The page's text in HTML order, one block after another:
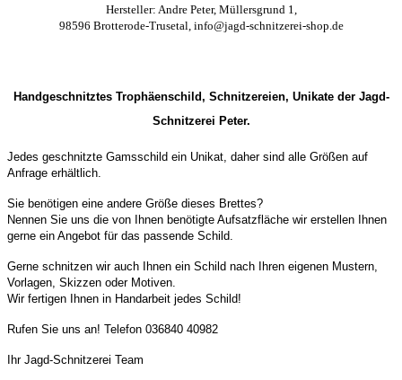
Hersteller: Andre Peter, Müllersgrund 1,
98596 Brotterode-Trusetal, info@jagd-schnitzerei-shop.de
Handgeschnitztes Trophäenschild, Schnitzereien, Unikate der Jagd-
Schnitzerei Peter.
Jedes geschnitzte Gamsschild ein Unikat, daher sind alle Größen auf
Anfrage erhältlich.
Sie benötigen eine andere Größe dieses Brettes?
Nennen Sie uns die von Ihnen benötigte Aufsatzfläche wir erstellen Ihnen
gerne ein Angebot für das passende Schild.
Gerne schnitzen wir auch Ihnen ein Schild nach Ihren eigenen Mustern,
Vorlagen, Skizzen oder Motiven.
Wir fertigen Ihnen in Handarbeit jedes Schild!
Rufen Sie uns an! Telefon 036840 40982
Ihr Jagd-Schnitzerei Team